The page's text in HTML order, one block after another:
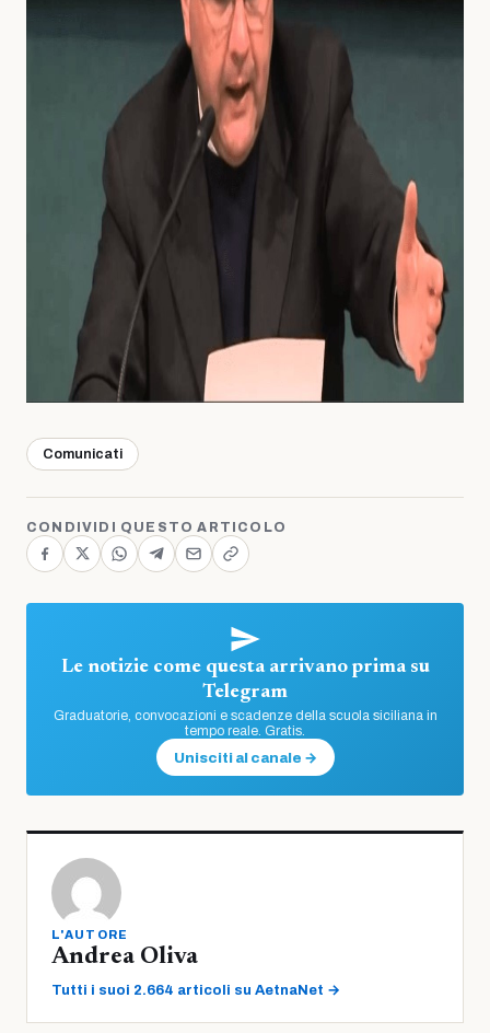
Comunicati
CONDIVIDI QUESTO ARTICOLO
Le notizie come questa arrivano prima su
Telegram
Graduatorie, convocazioni e scadenze della scuola siciliana in
tempo reale. Gratis.
Unisciti al canale →
L'AUTORE
Andrea Oliva
Tutti i suoi 2.664 articoli su AetnaNet →